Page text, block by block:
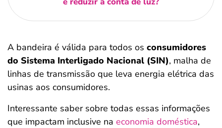
A bandeira é válida para todos os consumidores
do Sistema Interligado Nacional (SIN), malha de
linhas de transmissão que leva energia elétrica das
usinas aos consumidores.
Interessante saber sobre todas essas informações
que impactam inclusive na economia doméstica,